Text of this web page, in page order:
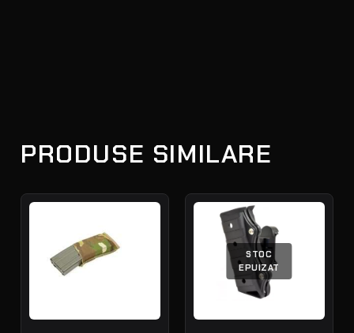
PRODUSE SIMILARE
STOC
EPUIZAT